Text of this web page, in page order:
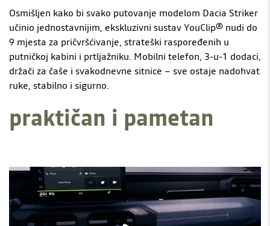
Osmišljen kako bi svako putovanje modelom Dacia Striker
učinio jednostavnijim, ekskluzivni sustav YouClip® nudi do
9 mjesta za pričvršćivanje, strateški raspoređenih u
putničkoj kabini i prtljažniku. Mobilni telefon, 3-u-1 dodaci,
držači za čaše i svakodnevne sitnice – sve ostaje nadohvat
ruke, stabilno i sigurno.
praktičan i pametan